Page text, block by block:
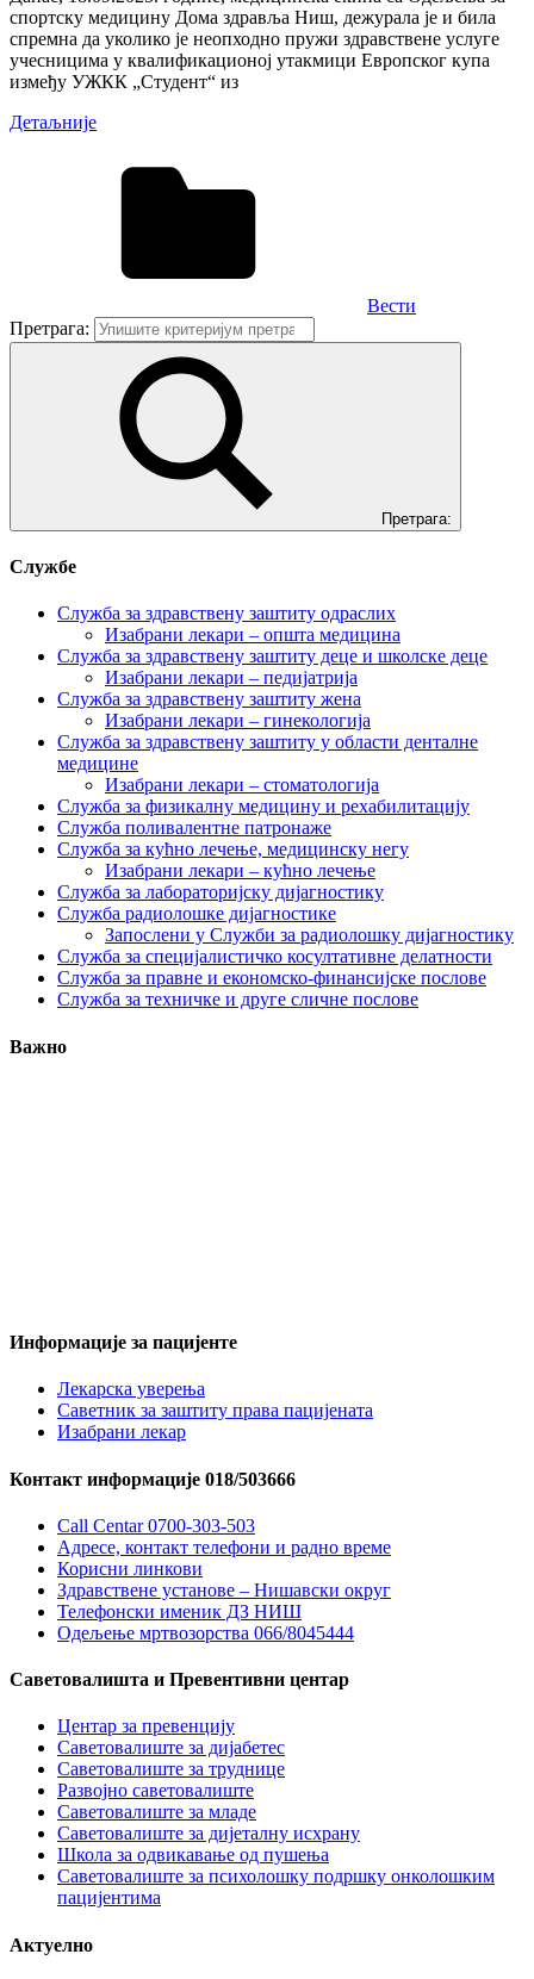
спортску медицину Дома здравља Ниш, дежурала је и била
спремна да уколико је неопходно пружи здравствене услуге
учесницима у квалификационој утакмици Европског купа
између УЖКК „Студент“ из
Детаљније
Вести
Претрага:
Претрага:
Службе
Служба за здравствену заштиту одраслих
Изабрани лекари – општа медицина
Служба за здравствену заштиту деце и школске деце
Изабрани лекари – педијатрија
Служба за здравствену заштиту жена
Изабрани лекари – гинекологија
Служба за здравствену заштиту у области денталне
медицине
Изабрани лекари – стоматологија
Служба за физикалну медицину и рехабилитацију
Служба поливалентне патронаже
Служба за кућно лечење, медицинску негу
Изабрани лекари – кућно лечење
Служба за лабораторијску дијагностику
Служба радиолошке дијагностике
Запослени у Служби за радиолошку дијагностику
Служба за специјалистичко косултативне делатности
Служба за правне и економско-финансијске послове
Служба за техничке и друге сличне послове
Важно
Информације за пацијенте
Лекарска уверења
Саветник за заштиту права пацијената
Изабрани лекар
Контакт информације 018/503666
Call Centar 0700-303-503
Адресe, контакт телефони и радно време
Корисни линкови
Здравствене установе – Нишавски округ
Телефонски именик ДЗ НИШ
Одељење мртвозорства 066/8045444
Саветовалишта и Превентивни центар
Центар за превенцију
Саветовалиште за дијабетес
Саветовалиште за труднице
Развојно саветовалиште
Саветовалиште за младе
Саветовалиште за дијеталну исхрану
Школа за одвикавање од пушења
Саветовалиште за психолошку подршку онколошким
пацијентима
Актуелно